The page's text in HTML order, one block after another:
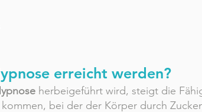
erreicht werden?
herbeigeführt wird, steigt die
bei der der Körper durch